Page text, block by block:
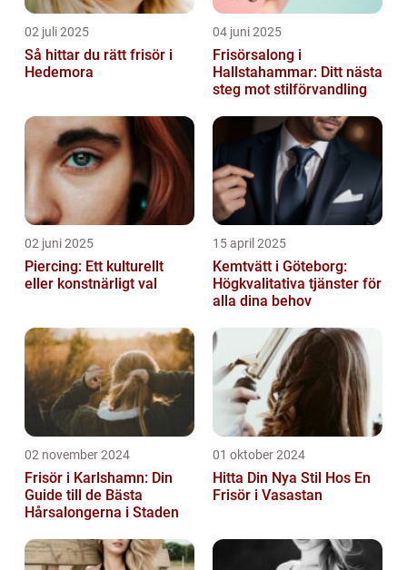
02 juli 2025
Så hittar du rätt frisör i
Hedemora
04 juni 2025
Frisörsalong i
Hallstahammar: Ditt nästa
steg mot stilförvandling
02 juni 2025
Piercing: Ett kulturellt
eller konstnärligt val
15 april 2025
Kemtvätt i Göteborg:
Högkvalitativa tjänster för
alla dina behov
02 november 2024
Frisör i Karlshamn: Din
Guide till de Bästa
Hårsalongerna i Staden
01 oktober 2024
Hitta Din Nya Stil Hos En
Frisör i Vasastan